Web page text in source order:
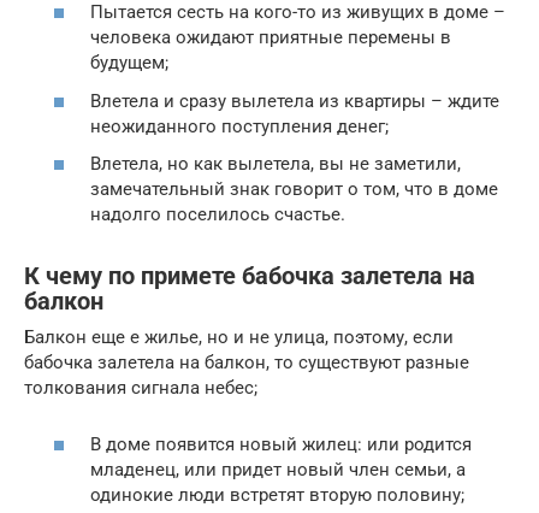
Пытается сесть на кого-то из живущих в доме –
человека ожидают приятные перемены в
будущем;
Влетела и сразу вылетела из квартиры – ждите
неожиданного поступления денег;
Влетела, но как вылетела, вы не заметили,
замечательный знак говорит о том, что в доме
надолго поселилось счастье.
К чему по примете бабочка залетела на
балкон
Балкон еще е жилье, но и не улица, поэтому, если
бабочка залетела на балкон, то существуют разные
толкования сигнала небес;
В доме появится новый жилец: или родится
младенец, или придет новый член семьи, а
одинокие люди встретят вторую половину;